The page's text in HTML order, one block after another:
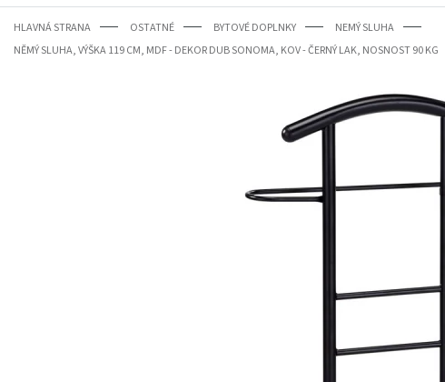
HLAVNÁ STRANA OSTATNÉ BYTOVÉ DOPLNKY
NEMÝ SLUHA
NĚMÝ SLUHA, VÝŠKA 119 CM, MDF - DEKOR DUB SONOMA, KOV - ČERNÝ LAK, NOSNOST 90 KG